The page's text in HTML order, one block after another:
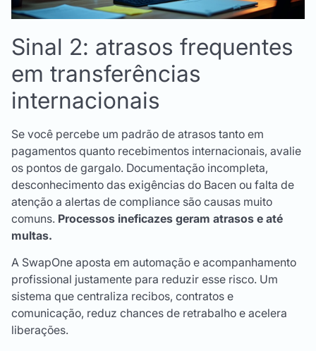
Sinal 2: atrasos frequentes
em transferências
internacionais
Se você percebe um padrão de atrasos tanto em
pagamentos quanto recebimentos internacionais, avalie
os pontos de gargalo. Documentação incompleta,
desconhecimento das exigências do Bacen ou falta de
atenção a alertas de compliance são causas muito
comuns. Processos ineficazes geram atrasos e até
multas.
A SwapOne aposta em automação e acompanhamento
profissional justamente para reduzir esse risco. Um
sistema que centraliza recibos, contratos e
comunicação, reduz chances de retrabalho e acelera
liberações.